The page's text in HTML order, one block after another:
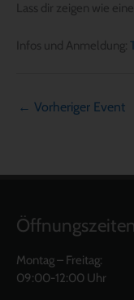
Lass dir zeigen wie
Infos und Anmeldung:
← Vorheriger Event
Öffnungszeiten
Montag – Freitag:
09:00-12:00 Uhr